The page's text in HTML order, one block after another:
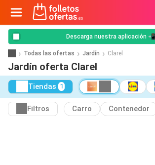
Descarga nuestra aplicación 📲
Todas las ofertas Jardín Clarel
Jardín oferta Clarel
Tiendas 1
Filtros Carro Contenedor